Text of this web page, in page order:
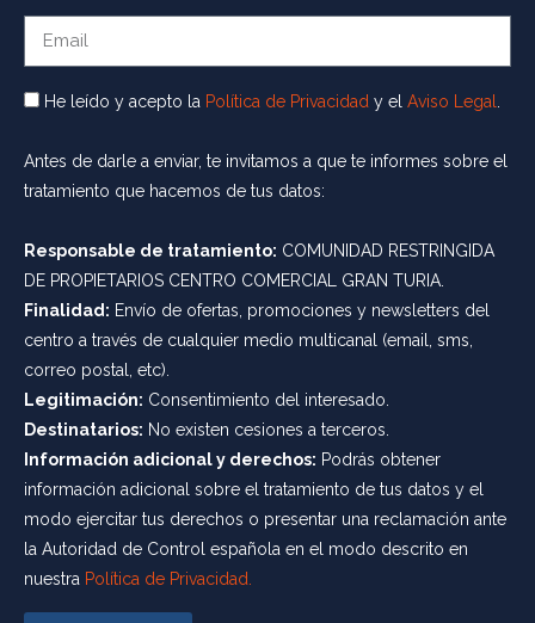
He leído y acepto la Política de Privacidad y el Aviso Legal
Antes de darle a enviar, te invitamos a que te informes sobre el
tratamiento que hacemos de tus datos:
Responsable de tratamiento: COMUNIDAD RESTRINGIDA
DE PROPIETARIOS CENTRO COMERCIAL GRAN TURIA.
Finalidad: Envío de ofertas, promociones y newsletters del
centro a través de cualquier medio multicanal (email, sms,
correo postal, etc).
Legitimación: Consentimiento del interesado.
Destinatarios: No existen cesiones a terceros.
Información adicional y derechos: Podrás obtener
información adicional sobre el tratamiento de tus datos y el
modo ejercitar tus derechos o presentar una reclamación ante
la Autoridad de Control española en el modo descrito en
nuestra Política de Privacidad.